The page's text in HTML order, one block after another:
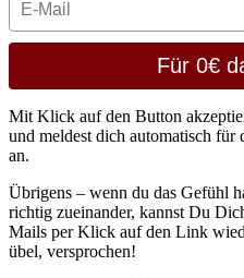
Für 0€
Mit Klick auf den Button
und meldest dich automatisch
an.
Übrigens – wenn du das Gefühl
richtig zueinander, kannst Du
Mails per Klick auf den Link
übel, versprochen!